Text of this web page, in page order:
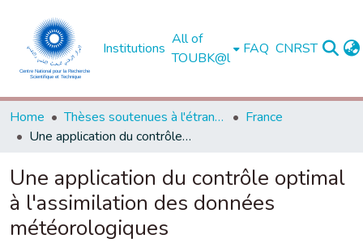
Institutions
All of
TOUBK@l
FAQ CNRST
Home Thèses soutenues à l'étranger
France
Une application du contrôle optimal à l'assimilation des données météorologiques
Une application du contrôle optimal
à l'assimilation des données
météorologiques